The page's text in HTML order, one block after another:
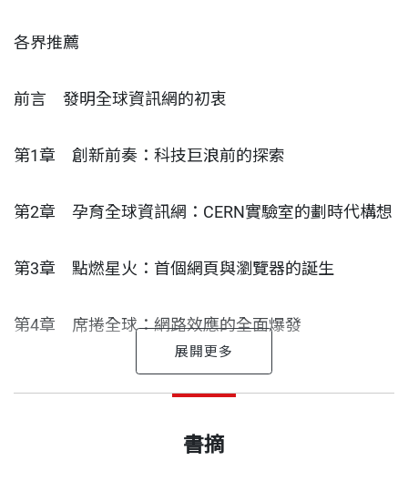
台被少數科技巨頭壟斷，成為利用數據牟利、操控注
訊流動，演算法開始塑造我們所見的世界，數據主權
逐步剖析全球資訊網如何誕生、擴張，以及走向失
衡，並直指數位監控與平台權力所帶來的結構性風
面對失控的現況，他正推動一場全新的網路架構重
主權，確保AI是為個體服務。
各界推薦
前言 發明全球資訊網的初衷
第1章 創新前奏：科技巨浪前的探索
第2章 孕育全球資訊網：CERN實驗室的劃時代構想
第3章 點燃星火：首個網頁與瀏覽器的誕生
第4章 席捲全球：網路效應的全面爆發
第5章 制定規則：網路治理與W3C的挑戰
第6章 迎擊浪潮：商業化與開源的路線之爭
球資訊網的發展歷程，並發表一項深遠的宣言：在我
1989年在瑞士的歐洲粒子物理實驗室（CERN）發明
書摘